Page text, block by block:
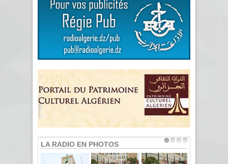
LA RADIO EN PHOTOS